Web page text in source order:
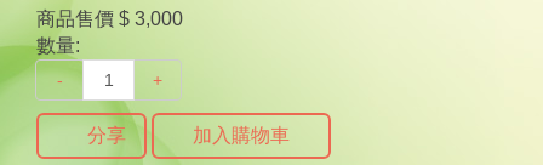
商品售價 $ 3,000
數量:
- +
分享 加入購物車